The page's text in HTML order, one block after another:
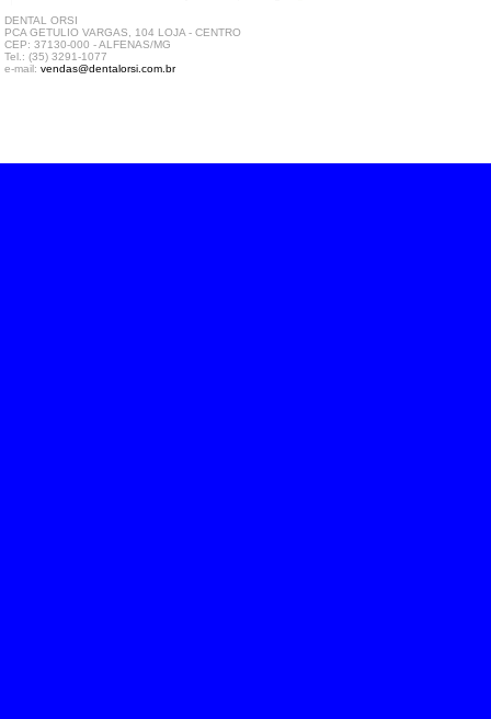
DENTAL ORSI
PCA GETULIO VARGAS, 104 LOJA - CENTRO
CEP: 37130-000 - ALFENAS/MG
Tel.: (35) 3291-1077
e-mail: vendas@dentalorsi.com.br